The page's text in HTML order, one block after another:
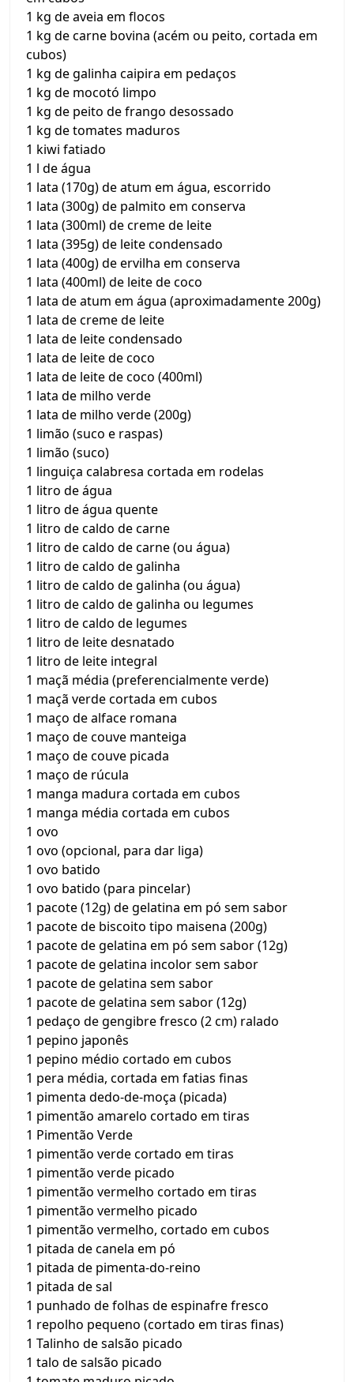
1 kg de aveia em flocos
1 kg de carne bovina (acém ou peito, cortada em
cubos)
1 kg de galinha caipira em pedaços
1 kg de mocotó limpo
1 kg de peito de frango desossado
1 kg de tomates maduros
1 kiwi fatiado
1 l de água
1 lata (170g) de atum em água, escorrido
1 lata (300g) de palmito em conserva
1 lata (300ml) de creme de leite
1 lata (395g) de leite condensado
1 lata (400g) de ervilha em conserva
1 lata (400ml) de leite de coco
1 lata de atum em água (aproximadamente 200g)
1 lata de creme de leite
1 lata de leite condensado
1 lata de leite de coco
1 lata de leite de coco (400ml)
1 lata de milho verde
1 lata de milho verde (200g)
1 limão (suco e raspas)
1 limão (suco)
1 linguiça calabresa cortada em rodelas
1 litro de água
1 litro de água quente
1 litro de caldo de carne
1 litro de caldo de carne (ou água)
1 litro de caldo de galinha
1 litro de caldo de galinha (ou água)
1 litro de caldo de galinha ou legumes
1 litro de caldo de legumes
1 litro de leite desnatado
1 litro de leite integral
1 maçã média (preferencialmente verde)
1 maçã verde cortada em cubos
1 maço de alface romana
1 maço de couve manteiga
1 maço de couve picada
1 maço de rúcula
1 manga madura cortada em cubos
1 manga média cortada em cubos
1 ovo
1 ovo (opcional, para dar liga)
1 ovo batido
1 ovo batido (para pincelar)
1 pacote (12g) de gelatina em pó sem sabor
1 pacote de biscoito tipo maisena (200g)
1 pacote de gelatina em pó sem sabor (12g)
1 pacote de gelatina incolor sem sabor
1 pacote de gelatina sem sabor
1 pacote de gelatina sem sabor (12g)
1 pedaço de gengibre fresco (2 cm) ralado
1 pepino japonês
1 pepino médio cortado em cubos
1 pera média, cortada em fatias finas
1 pimenta dedo-de-moça (picada)
1 pimentão amarelo cortado em tiras
1 Pimentão Verde
1 pimentão verde cortado em tiras
1 pimentão verde picado
1 pimentão vermelho cortado em tiras
1 pimentão vermelho picado
1 pimentão vermelho, cortado em cubos
1 pitada de canela em pó
1 pitada de pimenta-do-reino
1 pitada de sal
1 punhado de folhas de espinafre fresco
1 repolho pequeno (cortado em tiras finas)
1 Talinho de salsão picado
1 talo de salsão picado